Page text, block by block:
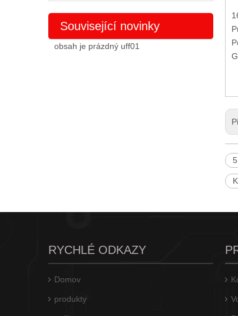
Související novinky
obsah je prázdný uff01
RYCHLÉ ODKAZY
Domov
produkty